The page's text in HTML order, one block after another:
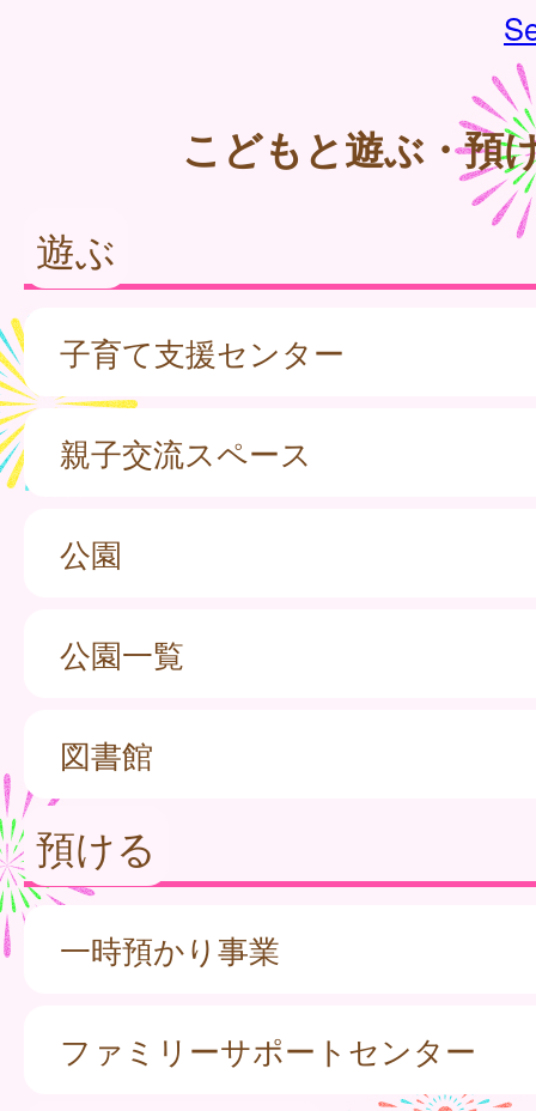
こどもと遊ぶ・預
遊ぶ
子育て支援センター
親子交流スペース
公園
公園一覧
図書館
預ける
一時預かり事業
ファミリーサポートセンター